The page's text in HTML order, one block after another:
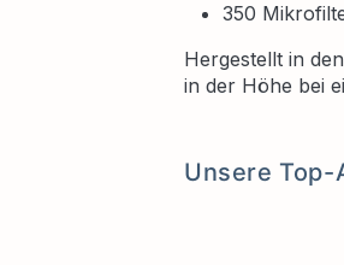
350
Hergestellt in
in der Höhe bei
Unsere Top-